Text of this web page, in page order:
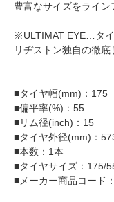
豊富なサイズをライン
※ULTIMAT EYE…タ
リヂストン独自の徹底
■タイヤ幅(mm)：175
■偏平率(%)：55
■リム径(inch)：15
■タイヤ外径(mm)：
■本数：1本
■タイヤサイズ：175/
■メーカー商品コード